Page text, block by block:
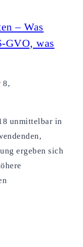
– Was
GVO, was
8,
unmittelbar in
ergeben sich